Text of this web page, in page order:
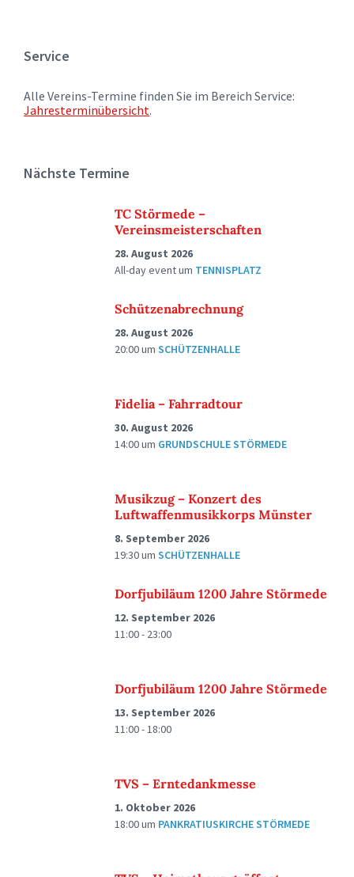
Service
Alle Vereins-Termine finden Sie im Bereich Service:
Jahresterminübersicht.
Nächste Termine
TC Störmede –
Vereinsmeisterschaften
28. August 2026
All-day eventum TENNISPLATZ
Schützenabrechnung
28. August 2026
20:00um SCHÜTZENHALLE
Fidelia – Fahrradtour
30. August 2026
14:00um GRUNDSCHULE STÖRMEDE
Musikzug – Konzert des
Luftwaffenmusikkorps Münster
8. September 2026
19:30um SCHÜTZENHALLE
Dorfjubiläum 1200 Jahre Störmede
12. September 2026
11:00 - 23:00
Dorfjubiläum 1200 Jahre Störmede
13. September 2026
11:00 - 18:00
TVS – Erntedankmesse
1. Oktober 2026
18:00um PANKRATIUSKIRCHE STÖRMEDE